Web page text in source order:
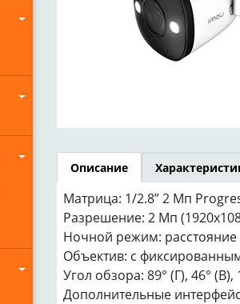
Описание
Матрица: 1/2.8” 2 Мп
Разрешение: 2 Мп
Ночной режим: расстояние
Объектив: с
Угол обзора: 89° (Г), 46° (В),
Дополнительные